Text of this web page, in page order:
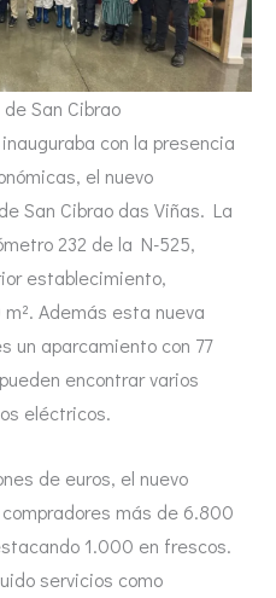
San Cibrao
con la presencia
el nuevo
San Cibrao das Viñas. La
232 de la N-525,
establecimiento,
Además esta nueva
un aparcamiento con 77
encontrar varios
eléctricos.
de euros, el nuevo
más de 6.800
1.000 en frescos.
servicios como